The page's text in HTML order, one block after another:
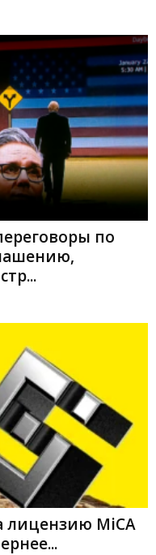
по
лицензию MiCA